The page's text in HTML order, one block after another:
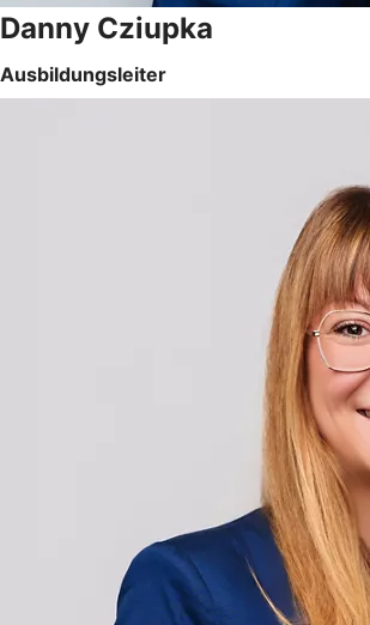
Danny Cziupka
Ausbildungsleiter